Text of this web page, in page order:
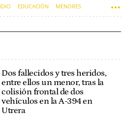
EDUCACIÓN MENORES
Dos fallecidos y tres heridos,
entre ellos un menor, tras la
colisión frontal de dos
vehículos en la A-394 en
Utrera